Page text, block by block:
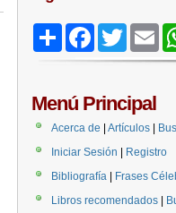
Share FacebookTwitter
Menú Principal
Acerca de Artículos
Iniciar Sesión
Registro
Bibliografía
Frases
Libros recomendados